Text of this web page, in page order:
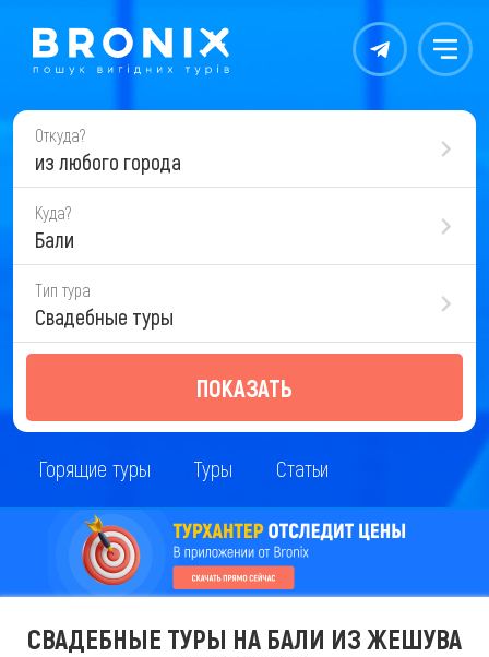
Контакты Меню
Откуда?
из любого города
Куда?
Бали
Тип тура
Свадебные туры
ПОКАЗАТЬ
Горящие туры Туры Статьи
СВАДЕБНЫЕ ТУРЫ НА БАЛИ ИЗ ЖЕШУВА